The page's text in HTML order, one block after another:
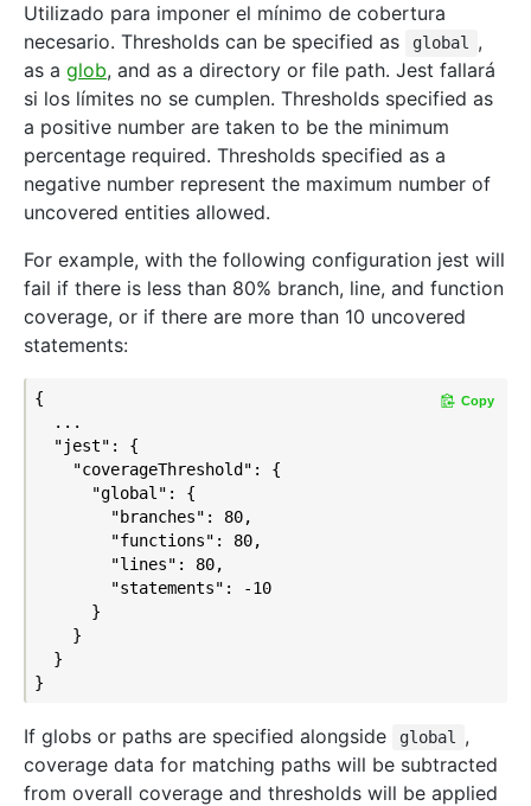
Utilizado para imponer el mínimo de cobertura
necesario. Thresholds can be specified as
global ,
as a glob, and as a directory or file path. Jest fallará
si los límites no se cumplen. Thresholds specified as
a positive number are taken to be the minimum
percentage required. Thresholds specified as a
negative number represent the maximum number of
uncovered entities allowed.
For example, with the following configuration jest will
fail if there is less than 80% branch, line, and function
coverage, or if there are more than 10 uncovered
statements:
{
  ...
  "jest": {
    "coverageThreshold": {
      "global": {
        "branches": 80,
        "functions": 80,
        "lines": 80,
        "statements": -10
      }
    }
  }
Copy
If globs or paths are specified alongside global
,
coverage data for matching paths will be subtracted
from overall coverage and thresholds will be applied